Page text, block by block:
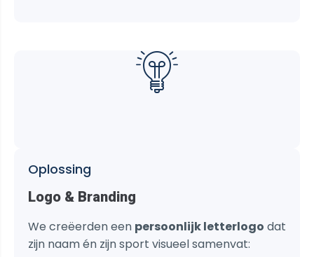
Oplossing
Logo & Branding
We creëerden een persoonlijk letterlogo dat
zijn naam én zijn sport visueel samenvat: